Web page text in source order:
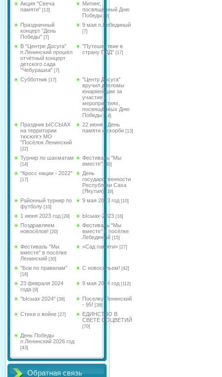
Акция "Свеча
памяти" [13]
Митинг,
посвящённый Дню
Победы [9]
Праздничный
концерт "День
Победы" [7]
9 мая п.Лебединый
[7]
В "Центре Досуга"
п.Ленинский прошёл
отчётный концерт
детского сада
"Чебурашка" [7]
"Путешествие в
страну ПДД" [17]
Субботник [17]
"Центр Досуга"
вручил дипломы
юнармейцам за
участие в
мероприятиях,
посвящённых Дню
Победы [14]
Праздник ЫССЫАХ
на территории
тюсюлгэ МО
"Посёлок Ленинский
[22]
22 июня - День
памяти и скорби [13]
Турнир по шахматам
[14]
Фестиваль "Мы
вместе" [40]
"Кросс нации - 2022"
[17]
День
государственности
Республики Саха
(Якутия) [16]
Районный турнир по
футболу [10]
9 мая 2023 год [10]
1 июня 2023 год [29] Ысыах-2023 [16]
Поздравляем
новосёлов! [20]
Фестиваль "Мы
вместе" в посёлке
Лебединый [15]
Фестиваль "Мы
вместе" в посёлке
Ленинский [30]
«Сад памяти» [27]
"Бои по правилам"
[16]
С новосельем! [42]
23 февраля 2024
года [9]
9 мая 2024 год [112]
"Ысыах 2024" [39]
Поселку Ленинский
- 95! [38]
Стихи о войне [27]
ЕДИНСТВО В
СВЕТЕ СОЦВЕТИЙ
[70]
День Победы
п.Ленинский 2026 год
[43]
Обратная связь